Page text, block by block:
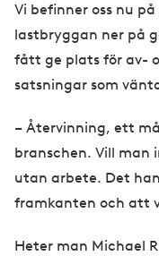
Vi befinner oss nu
lastbryggan ner på
fått ge plats för av-
satsningar som
– Återvinning, ett
branschen. Vill man
utan arbete. Det
framkanten och att
Heter man Michael